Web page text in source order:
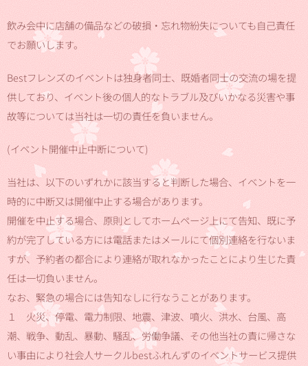
飲み会中に店舗の備品などの破損・忘れ物紛失についても自己責任
でお願いします。
Bestフレンズのイベントは独身者同士、既婚者同士の交流の場を提
供しており、イベント後の個人的なトラブル及びいかなる災害や事
故等については当社は一切の責任を負いません。
(イベント開催中止中断について)
当社は、以下のいずれかに該当すると判断した場合、イベントを一
時的に中断又は開催中止する場合があります。
開催を中止する場合、原則としてホームページ上にて告知、既に予
約が完了している方には電話またはメールにて個別連絡を行ないま
すが、予約者の都合により連絡が取れなかったことにより生じた責
任は一切負いません。
なお、緊急の場合には告知なしに行なうことがあります。
１ 火災、停電、電力制限、地震、津波、噴火、洪水、台風、高
潮、戦争、動乱、暴動、騒乱、労働争議、その他当社の責に帰さな
い事由により社会人サークルbestふれんずのイベントサービス提供